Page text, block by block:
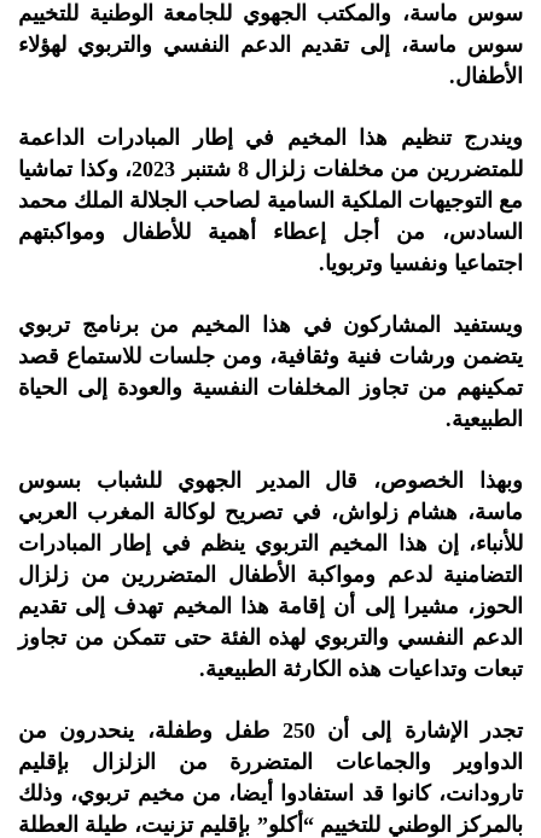
سوس ماسة، والمكتب الجهوي للجامعة الوطنية للتخييم
سوس ماسة، إلى تقديم الدعم النفسي والتربوي لهؤلاء
الأطفال.
ويندرج تنظيم هذا المخيم في إطار المبادرات الداعمة
للمتضررين من مخلفات زلزال 8 شتنبر 2023، وكذا تماشيا
مع التوجيهات الملكية السامية لصاحب الجلالة الملك محمد
السادس، من أجل إعطاء أهمية للأطفال ومواكبتهم
اجتماعيا ونفسيا وتربويا.
ويستفيد المشاركون في هذا المخيم من برنامج تربوي
يتضمن ورشات فنية وثقافية، ومن جلسات للاستماع قصد
تمكينهم من تجاوز المخلفات النفسية والعودة إلى الحياة
الطبيعية.
وبهذا الخصوص، قال المدير الجهوي للشباب بسوس
ماسة، هشام زلواش، في تصريح لوكالة المغرب العربي
للأنباء، إن هذا المخيم التربوي ينظم في إطار المبادرات
التضامنية لدعم ومواكبة الأطفال المتضررين من زلزال
الحوز، مشيرا إلى أن إقامة هذا المخيم تهدف إلى تقديم
الدعم النفسي والتربوي لهذه الفئة حتى تتمكن من تجاوز
تبعات وتداعيات هذه الكارثة الطبيعية.
تجدر الإشارة إلى أن 250 طفل وطفلة، ينحدرون من
الدواوير والجماعات المتضررة من الزلزال بإقليم
تارودانت، كانوا قد استفادوا أيضا، من مخيم تربوي، وذلك
بالمركز الوطني للتخييم “أكلو” بإقليم تزنيت، طيلة العطلة